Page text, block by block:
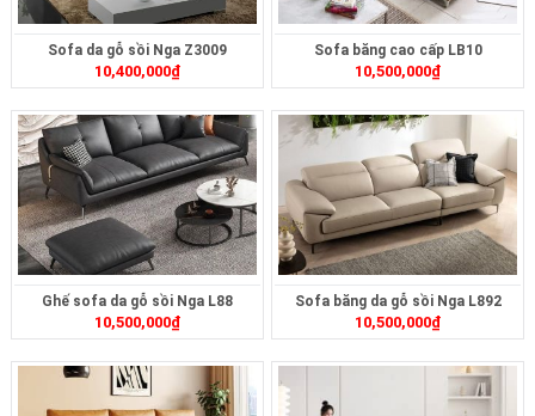
Sofa da gỗ sồi Nga Z3009
10,400,000₫
Sofa băng cao cấp LB10
10,500,000₫
Ghế sofa da gỗ sồi Nga L88
10,500,000₫
Sofa băng da gỗ sồi Nga L892
10,500,000₫